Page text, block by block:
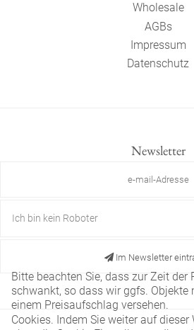
Wholesale
AGBs
Impressum
Datenschutz
Newsletter
Ich bin kein Roboter
Im Newsletter
Diese Website verwendet nur
Cookies. Indem Sie weiter auf dieser
Bitte beachten Sie, dass zur Zeit der
schwankt, so dass wir ggfs.
einem Preisaufschlag versehen.